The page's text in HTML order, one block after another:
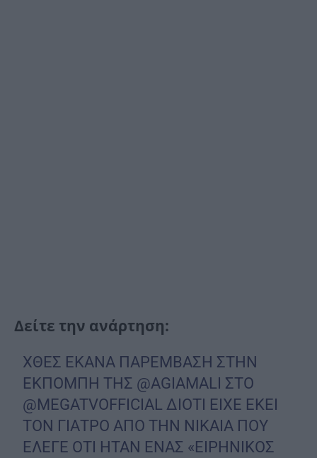
Δείτε την ανάρτηση:
ΧΘΕΣ ΕΚΑΝΑ ΠΑΡΕΜΒΑΣΗ ΣΤΗΝ
ΕΚΠΟΜΠΗ ΤΗΣ @AGIAMALI ΣΤΟ
@MEGATVOFFICIAL ΔΙΟΤΙ ΕΙΧΕ ΕΚΕΙ
ΤΟΝ ΓΙΑΤΡΟ ΑΠΟ ΤΗΝ ΝΙΚΑΙΑ ΠΟΥ
ΕΛΕΓΕ ΟΤΙ ΗΤΑΝ ΕΝΑΣ «ΕΙΡΗΝΙΚΟΣ